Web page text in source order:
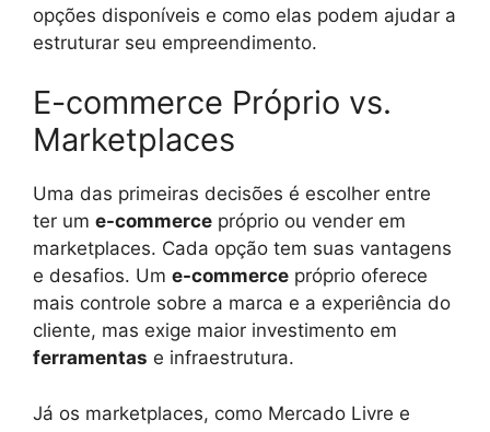
opções disponíveis e como elas podem ajudar a
estruturar seu empreendimento.
E-commerce Próprio vs.
Marketplaces
Uma das primeiras decisões é escolher entre
ter um e-commerce próprio ou vender em
marketplaces. Cada opção tem suas vantagens
e desafios. Um e-commerce próprio oferece
mais controle sobre a marca e a experiência do
cliente, mas exige maior investimento em
ferramentas e infraestrutura.
Já os marketplaces, como Mercado Livre e